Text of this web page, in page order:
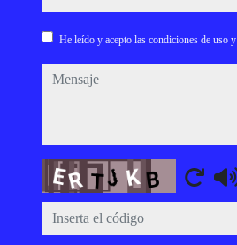
He leído y acepto las condiciones de uso y
mensaje
Captcha